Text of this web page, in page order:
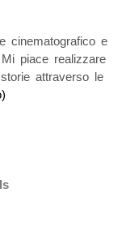
cinematografico e
piace realizzare
attraverso le
)